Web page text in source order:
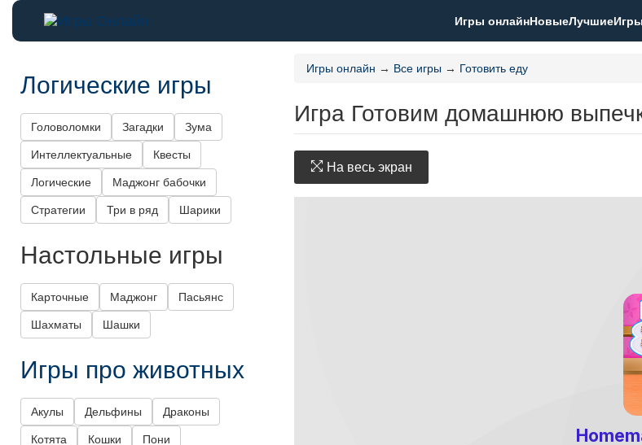
Игры онлайнНовыеЛучшие
Игры онлайн → Все игры → Готовить еду
Игра Готовим домашнюю
На весь экран
Логические игры
Головоломки Загадки Зума
Интеллектуальные Квесты
Логические Маджонг бабочки
Стратегии Три в ряд Шарики
Настольные игры
Карточные Маджонг Пасьянс
Шахматы Шашки
Игры про животных
Акулы Дельфины Драконы
Котята Кошки Пони